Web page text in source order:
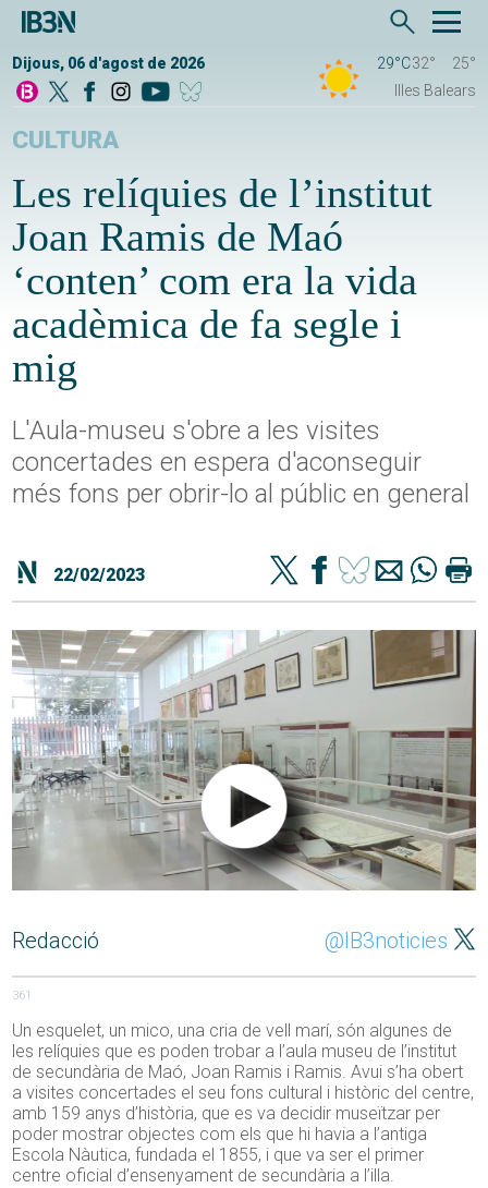
Dijous, 06 d'agost de 2026 29°C32°
25°
Illes Balears
CULTURA
Les relíquies de l’institut
Joan Ramis de Maó
‘conten’ com era la vida
acadèmica de fa segle i
mig
L'Aula-museu s'obre a les visites
concertades en espera d'aconseguir
més fons per obrir-lo al públic en general
22/02/2023
Redacció @IB3noticies
361
Un esquelet, un mico, una cria de vell marí, són algunes de
les relíquies que es poden trobar a l’aula museu de l’institut
de secundària de Maó, Joan Ramis i Ramis. Avui s’ha obert
a visites concertades el seu fons cultural i històric del centre,
amb 159 anys d’història, que es va decidir museïtzar per
poder mostrar objectes com els que hi havia a l’antiga
Escola Nàutica, fundada el 1855, i que va ser el primer
centre oficial d’ensenyament de secundària a l’illa.